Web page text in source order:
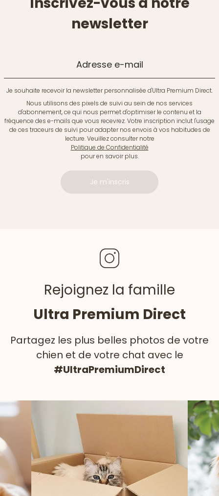
newsletter
Adresse e-mail
Je souhaite recevoir la newsletter personnalisée d'Ultra Premium Direct.
Nous utilisons des pixels de suivi au sein de nos services
d'abonnement, ce qui nous permet d'optimiser le contenu et la
fréquence des e-mails que vous recevrez. Votre inscription inclut l'usage
de ces traceurs de suivi pour adapter nos envois à vos habitudes de
lecture. Veuillez consulter notre
Politique de Confidentialité
pour en savoir plus.
Je m'inscris
Rejoignez la famille
Ultra Premium Direct
Partagez les plus belles photos de votre
chien et de votre chat avec le
#UltraPremiumDirect